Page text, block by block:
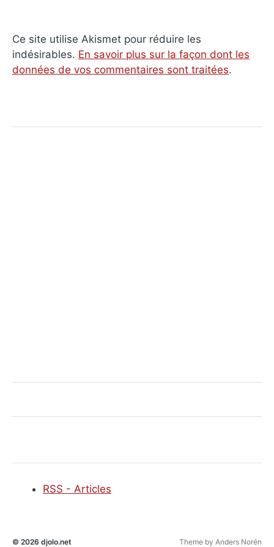
Ce site utilise Akismet pour réduire les
indésirables. En savoir plus sur la façon dont les
données de vos commentaires sont traitées.
RSS - Articles
© 2026 djolo.net Theme by Anders Norén